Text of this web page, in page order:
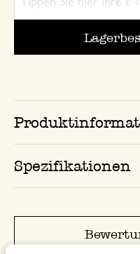
Spezifikationen